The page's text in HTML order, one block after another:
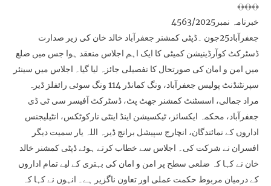
﴾﴿﴾﴿﴾﴿
خبرنامہ نمبر4563/2025
جعفرآباد25جون ۔ڈپٹی کمشنر جعفرآباد خالد خان کی زیر صدارت
ڈسٹرکٹ کوآرڈینیشن کمیٹی کا ایک اہم اجلاس منعقد ہوا جس میں ضلع
میں امن و امان کی صورتحال کا تفصیلی جائزہ لیا گیا۔ اجلاس میں سینئر
سپرنٹنڈنٹ پولیس جعفرآباد، ونگ کمانڈر 114 ونگ سوئی رائفلز ڈیرہ
مراد جمالی، اسسٹنٹ کمشنر جھٹ پٹ، ڈسٹرکٹ آفیسر سی ٹی ڈی
جعفرآباد، محکمہ ایکسائز، ٹیکسیشن اینڈ اینٹی نارکوٹکس، انٹیلیجنس
اداروں کے نمائندگان، انچارج سپیشل برانچ ڈیرہ اللہ یار سمیت دیگر
افسران نے شرکت کی۔ اجلاس سے خطاب کرتے ہوئے ڈپٹی کمشنر خالد
خان نے کہا کہ ضلعی سطح پر امن و امان کی بہتری کے لیے تمام اداروں
کے درمیان مربوط حکمت عملی اور تعاون ناگزیر ہے۔ انہوں نے کہا کہ